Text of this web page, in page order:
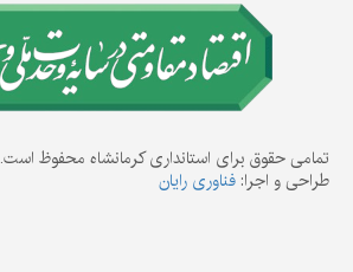
تمامی حقوق برای استانداری کرمانشاه محفوظ است.
طراحی و اجرا: فناوری رایان